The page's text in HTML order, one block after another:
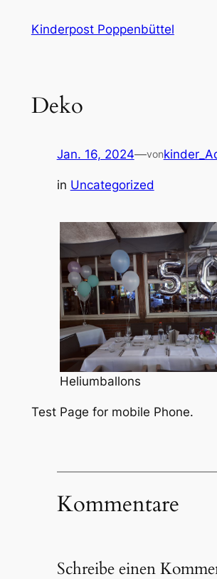
InhaltKinderpost Poppenbüttel
Deko
Jan. 16, 2024—von
in Uncategorized
Heliumballons
Test Page for mobile Phone.
Kommentare
Schreibe einen